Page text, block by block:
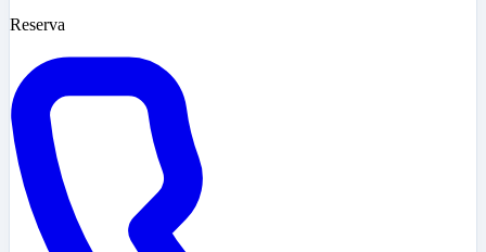
Reserva